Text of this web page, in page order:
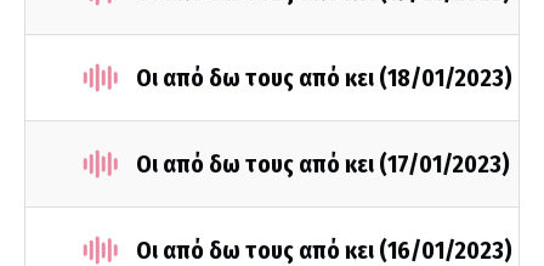
Οι από δω τους από κει (18/01/2023)
Οι από δω τους από κει (17/01/2023)
Οι από δω τους από κει (16/01/2023)